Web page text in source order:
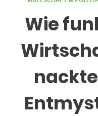
Wie